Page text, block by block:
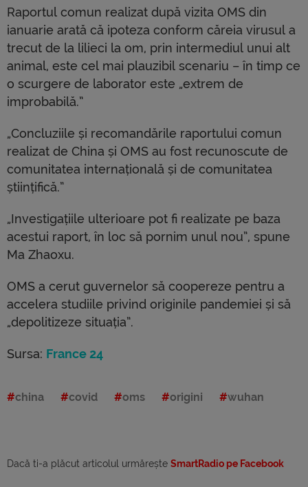
Raportul comun realizat după vizita OMS din
ianuarie arată că ipoteza conform căreia virusul a
trecut de la lilieci la om, prin intermediul unui alt
animal, este cel mai plauzibil scenariu – în timp ce
o scurgere de laborator este „extrem de
improbabilă.”
„Concluziile și recomandările raportului comun
realizat de China și OMS au fost recunoscute de
comunitatea internațională și de comunitatea
științifică.”
„Investigațiile ulterioare pot fi realizate pe baza
acestui raport, în loc să pornim unul nou”, spune
Ma Zhaoxu.
OMS a cerut guvernelor să coopereze pentru a
accelera studiile privind originile pandemiei și să
„depolitizeze situația”.
Sursa: France 24
china covid oms origini wuhan
Dacă ti-a plăcut articolul urmărește SmartRadio pe Facebook